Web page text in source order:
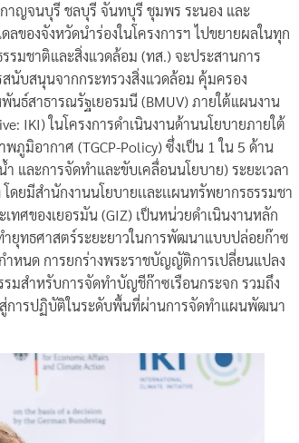
าญจนบุรี ชลบุรี จันทบุรี ชุมพร ระนอง และ
ลของจังหวัดนำร่องในโครงการฯ ไปขยายผลในทุก
รมชาติและสิ่งแวดล้อม (ทส.) จะประสานการ
นับสนุนจากกระทรวงสิ่งแวดล้อม คุ้มครอง
ธ์สาธารณรัฐเยอรมนี (BMUV) ภายใต้แผนงาน
IKI) ในโครงการดำเนินงานด้านนโยบายภายใต้
ภูมิอากาศ (TGCP-Policy) ซึ่งเป็น 1 ใน 5 ด้าน
และการจัดทำและขับเคลื่อนนโยบาย) ระยะเวลา
ยมีสำนักงานนโยบายเเละเเผนทรัพยากรธรรมชา
ทศของเยอรมัน (GIZ) เป็นหน่วยดำเนินงานหลัก
ำยุทธศาสตร์ระยะยาวในการพัฒนาแบบปล่อยก๊าซ
ำหนด การยกร่างพระราชบัญญัติการเปลี่ยนแปลง
สำหรับการจัดทำบัญชีก๊าซเรือนกระจก รวมถึง
การปฏิบัติในระดับพื้นที่ผ่านการจัดทำแผนพัฒนา